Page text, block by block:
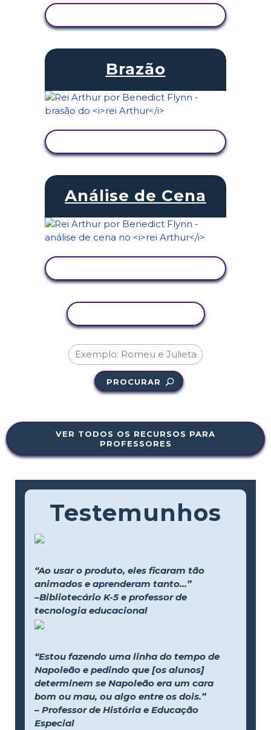
Brazão
Análise de Cena
PROCURAR
VER TODOS OS RECURSOS PARA
PROFESSORES
Testemunhos
“Ao usar o produto, eles ficaram tão
animados e aprenderam tanto...”
–Bibliotecário K-5 e professor de
tecnologia educacional
“Estou fazendo uma linha do tempo de
Napoleão e pedindo que [os alunos]
determinem se Napoleão era um cara
bom ou mau, ou algo entre os dois.”
– Professor de História e Educação
Especial